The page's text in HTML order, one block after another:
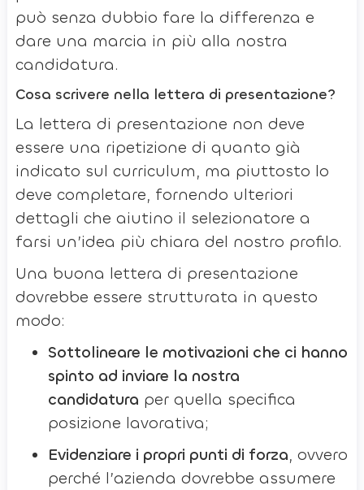
può senza dubbio fare la differenza e
dare una marcia in più alla nostra
candidatura.
Cosa scrivere nella lettera di presentazione?
La lettera di presentazione non deve
essere una ripetizione di quanto già
indicato sul curriculum, ma piuttosto lo
deve completare, fornendo ulteriori
dettagli che aiutino il selezionatore a
farsi un’idea più chiara del nostro profilo.
Una buona lettera di presentazione
dovrebbe essere strutturata in questo
modo:
Sottolineare le motivazioni che ci hanno
spinto ad inviare la nostra
candidatura per quella specifica
posizione lavorativa;
Evidenziare i propri punti di forza, ovvero
perché l’azienda dovrebbe assumere